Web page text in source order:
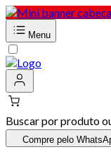
Menu
Buscar por produto
Compre pelo